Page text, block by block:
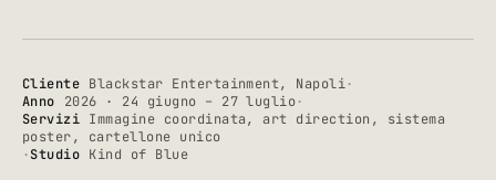
Cliente Blackstar Entertainment, Napoli·
Anno
2026 · 24 giugno – 27 luglio·
Servizi Immagine coordinata, art direction, sistema
poster, cartellone unico
·Studio Kind of Blue